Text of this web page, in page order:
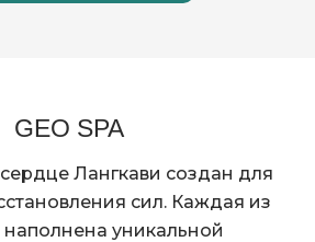
GEO SPA
Лангкави создан для
сил. Каждая из
уникальной